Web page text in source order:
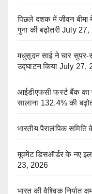
पिछले दशक में जीवन बीमा
गुना की बढ़ोतरी July 27,
मधुसूदन साई ने चार सुपर-
उद्घाटन किया July 27,
आईडीएफसी फर्स्ट बैंक का
सालाना 132.4% की
भारतीय पैरालंपिक समिति
मूवमेंट डिसऑर्डर के नए
23, 2026
भारत की वैश्विक निर्यात